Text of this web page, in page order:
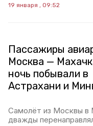
19 января , 09:52
Пассажиры
Москва —
ночь побывали в
Астрахани и
Самолёт из Москвы в
дважды